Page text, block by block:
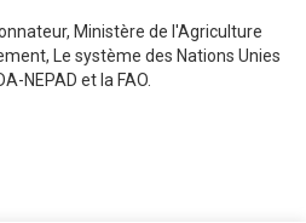
Ministère de l'Agriculture
Le système des Nations Unies
NEPAD et la FAO.